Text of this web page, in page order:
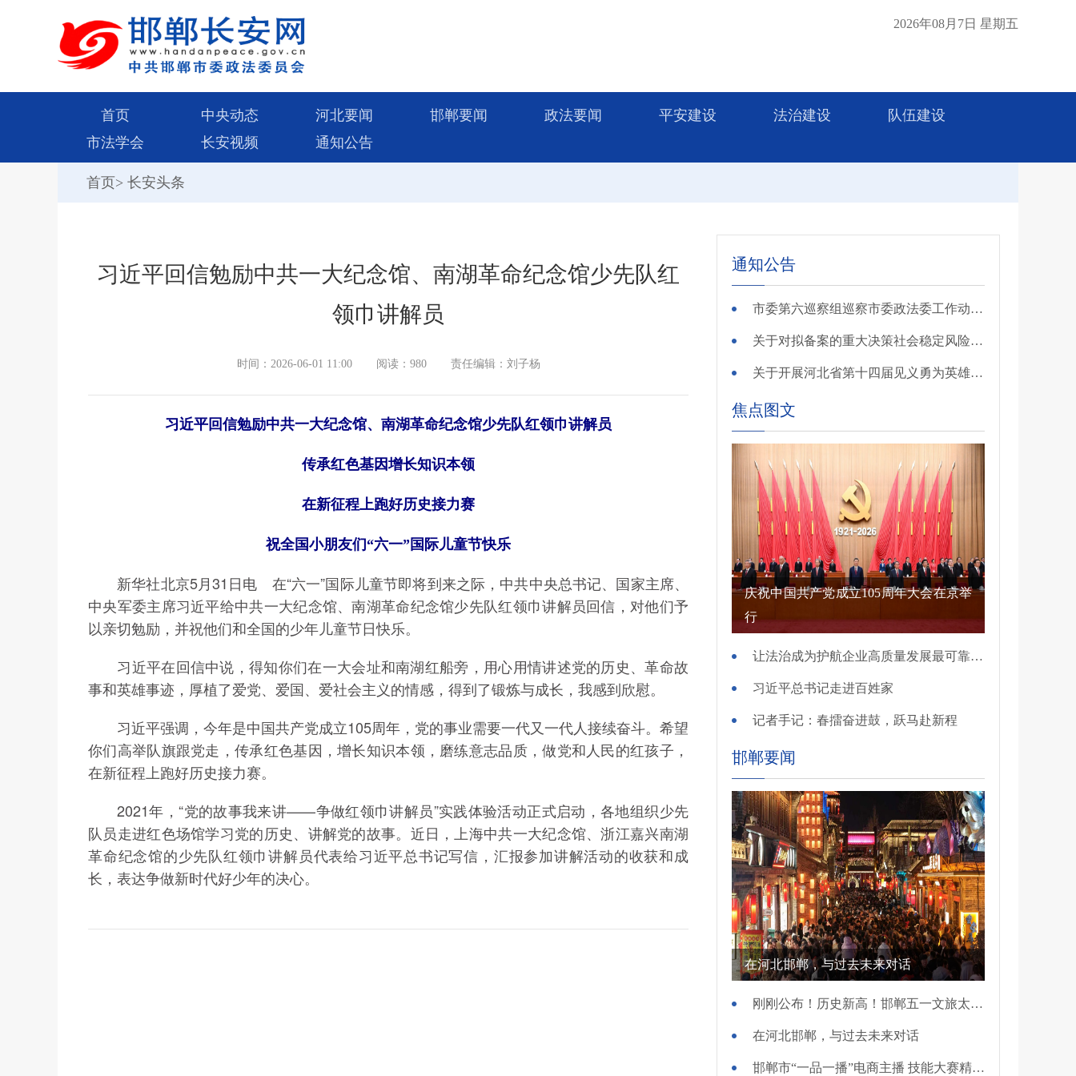
2026年08月7日 星期五
首页 中央动态 河北要闻 邯郸要闻 政法要闻 平安建设 法治建设
队伍建设
市法学会
长安视频 通知公告
首页> 长安头条
习近平回信勉励中共一大纪念馆、南湖革命纪念馆少先队红
领巾讲解员
时间：2026-06-01 11:00 阅读：980 责任编辑：刘子杨
习近平回信勉励中共一大纪念馆、南湖革命纪念馆少先队红领巾讲解员
传承红色基因增长知识本领
在新征程上跑好历史接力赛
祝全国小朋友们“六一”国际儿童节快乐
新华社北京5月31日电 在“六一”国际儿童节即将到来之际，中共中央总书记、国家主席、
中央军委主席习近平给中共一大纪念馆、南湖革命纪念馆少先队红领巾讲解员回信，对他们予
以亲切勉励，并祝他们和全国的少年儿童节日快乐。
习近平在回信中说，得知你们在一大会址和南湖红船旁，用心用情讲述党的历史、革命故
事和英雄事迹，厚植了爱党、爱国、爱社会主义的情感，得到了锻炼与成长，我感到欣慰。
习近平强调，今年是中国共产党成立105周年，党的事业需要一代又一代人接续奋斗。希望
你们高举队旗跟党走，传承红色基因，增长知识本领，磨练意志品质，做党和人民的红孩子，
在新征程上跑好历史接力赛。
2021年，“党的故事我来讲——争做红领巾讲解员”实践体验活动正式启动，各地组织少先
队员走进红色场馆学习党的历史、讲解党的故事。近日，上海中共一大纪念馆、浙江嘉兴南湖
革命纪念馆的少先队红领巾讲解员代表给习近平总书记写信，汇报参加讲解活动的收获和成
长，表达争做新时代好少年的决心。
通知公告
市委第六巡察组巡察市委政法委工作动员会召开
关于对拟备案的重大决策社会稳定风险评估第三方机构进行公示的公告
关于开展河北省第十四届见义勇为英雄 （群体）评选的公示
焦点图文
庆祝中国共产党成立105周年大会在京举
行
让法治成为护航企业高质量发展最可靠保障——国新办发布会介绍规范涉企行政执法专项行动有关情况
习近平总书记走进百姓家
记者手记：春擂奋进鼓，跃马赴新程
邯郸要闻
在河北邯郸，与过去未来对话
刚刚公布！历史新高！邯郸五一文旅太火爆！
在河北邯郸，与过去未来对话
邯郸市“一品一播”电商主播 技能大赛精彩开赛